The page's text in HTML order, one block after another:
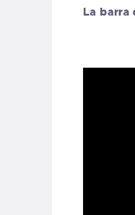
La barra